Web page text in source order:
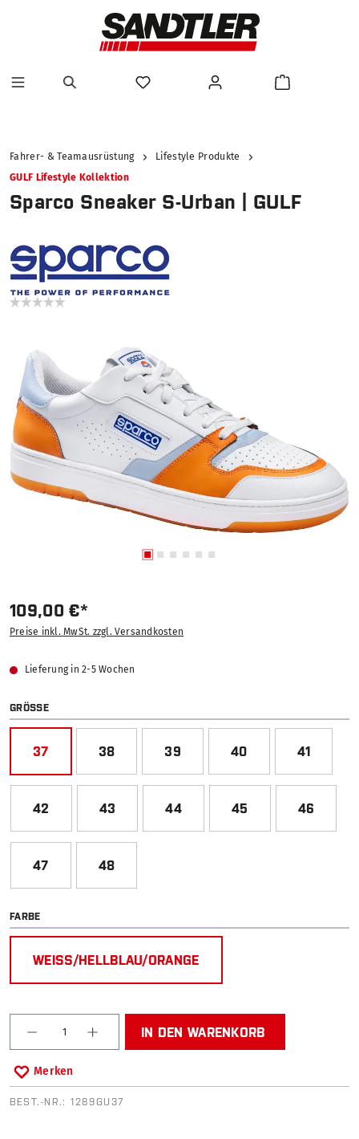
Fahrer- & Teamausrüstung
Lifestyle Produkte
GULF Lifestyle Kollektion
Sparco Sneaker S-Urban | GULF
Bildergalerie überspringen
109,00 €*
Preise inkl. MwSt. zzgl. Versandkosten
Lieferung in 2-5 Wochen
GRÖSSE AUSWÄHLEN
37 38 39 40 41
42 43 44 45 46
47 48
FARBEAUSWÄHLEN
WEISS/HELLBLAU/ORANGE
Produkt Anzahl: Gib den gewünschten Wert ein
IN DEN WARENKORB
Merken
BEST.-NR.:1289GU37